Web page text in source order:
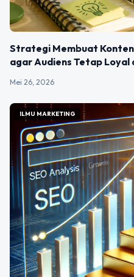
Strategi Membuat
agar Audiens Tetap Loyal
Mei 26, 2026
ILMU MARKETING